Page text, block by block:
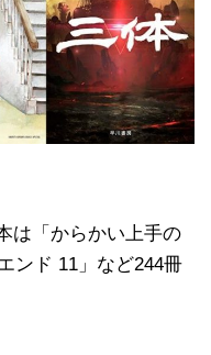
は「からかい上手の
ンド 11」など244冊